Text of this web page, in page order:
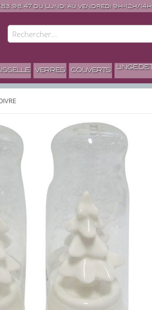
du Lundi au vendredi 9h-12h/
VERRES COUVERTS LINGE DE